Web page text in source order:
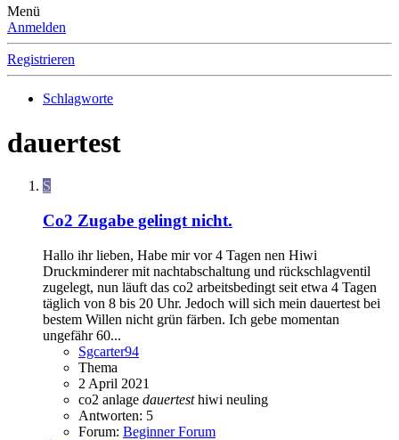
Menü
Anmelden
Registrieren
Schlagworte
dauertest
S
Co2 Zugabe gelingt nicht.
Hallo ihr lieben, Habe mir vor 4 Tagen nen Hiwi
Druckminderer mit nachtabschaltung und rückschlagventil
zugelegt, nun läuft das co2 arbeitsbedingt seit etwa 4 Tagen
täglich von 8 bis 20 Uhr. Jedoch will sich mein dauertest bei
bestem Willen nicht grün färben. Ich gebe momentan
ungefähr 60...
Sgcarter94
Thema
2 April 2021
co2 anlage dauertest hiwi neuling
Antworten: 5
Forum: Beginner Forum